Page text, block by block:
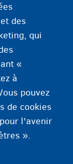
des
qui
«
à
pouvez
de cookies
l'avenir
».